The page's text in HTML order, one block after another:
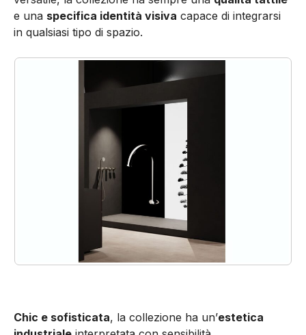
e una specifica identità visiva capace di integrarsi
in qualsiasi tipo di spazio.
Chic e sofisticata, la collezione ha un’estetica